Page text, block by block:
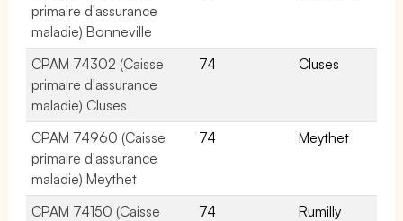
primaire d'assurance
maladie) Bonneville
CPAM 74302 (Caisse
primaire d'assurance
maladie) Cluses
74 Cluses
CPAM 74960 (Caisse
primaire d'assurance
maladie) Meythet
74 Meythet
CPAM 74150 (Caisse
74 Rumilly